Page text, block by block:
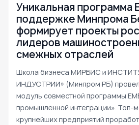
Уникальная программа
поддержке Минпрома
формирует проекты
лидеров
смежных отраслей
Школа бизнеса МИРБИС и
ИНДУСТРИИ» (Минпром РБ)
модуль совместной программы
промышленной интеграции». Топ-
крупнейших предприятий